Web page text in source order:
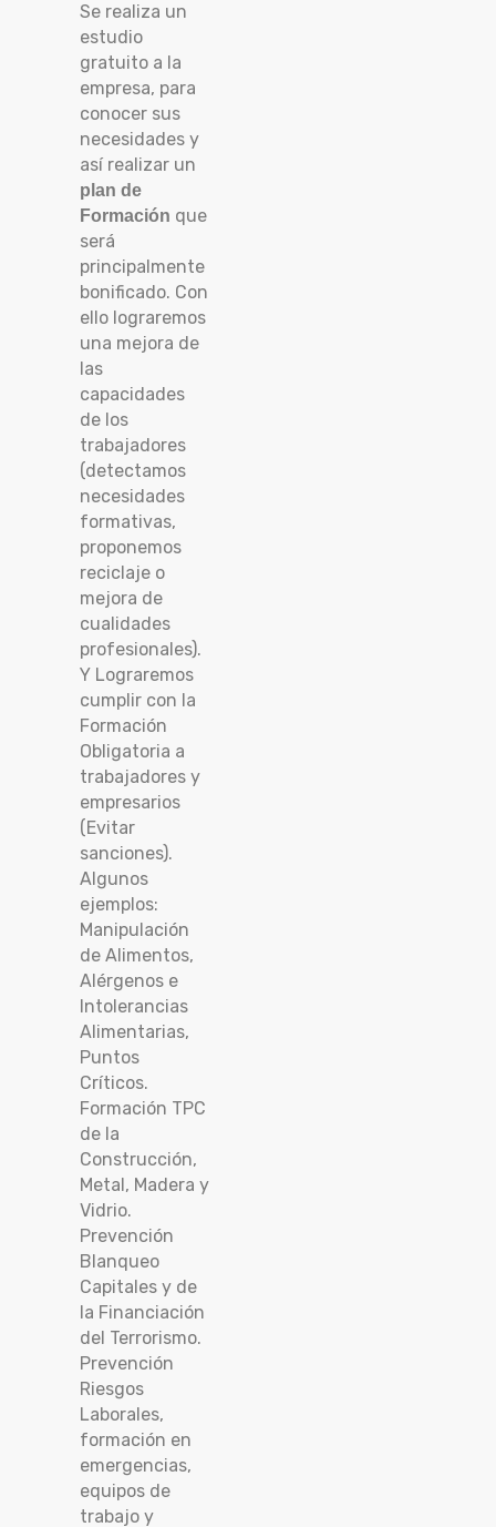
Se realiza un
estudio
gratuito a la
empresa, para
conocer sus
necesidades y
así realizar un
plan de
Formación que
será
principalmente
bonificado. Con
ello lograremos
una mejora de
las
capacidades
de los
trabajadores
(detectamos
necesidades
formativas,
proponemos
reciclaje o
mejora de
cualidades
profesionales).
Y Lograremos
cumplir con la
Formación
Obligatoria a
trabajadores y
empresarios
(Evitar
sanciones).
Algunos
ejemplos:
Manipulación
de Alimentos,
Alérgenos e
Intolerancias
Alimentarias,
Puntos
Críticos.
Formación TPC
de la
Construcción,
Metal, Madera y
Vidrio.
Prevención
Blanqueo
Capitales y de
la Financiación
del Terrorismo.
Prevención
Riesgos
Laborales,
formación en
emergencias,
equipos de
trabajo y